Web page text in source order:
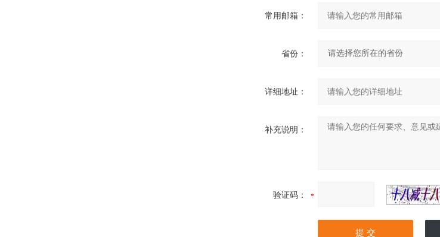
常用邮箱：
省份：
详细地址：
补充说明：
验证码：